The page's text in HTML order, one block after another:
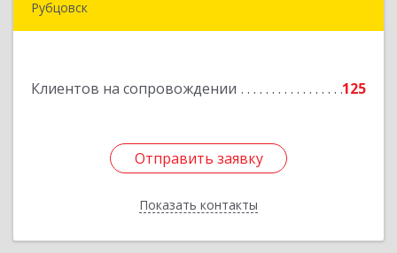
Рубцовск
Клиентов на сопровождении 125
Отправить заявку
Показать контакты
Подробнее
Отправить заявку
Назад